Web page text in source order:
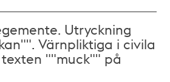
Utryckning
Värnpliktiga i civila
""muck"" på